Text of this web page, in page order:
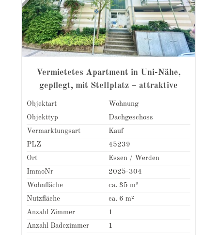
Vermietetes Apartment in Uni-Nähe,
gepflegt, mit Stellplatz – attraktive
Kapitalanlage
Objektart
Wohnung
Objekttyp
Dachgeschoss
Vermarktungsart
Kauf
PLZ
45239
Ort
Essen / Werden
ImmoNr
2025-304
Wohnfläche
ca. 35 m²
Nutzfläche
ca. 6 m²
Anzahl Zimmer
1
Anzahl Badezimmer
1